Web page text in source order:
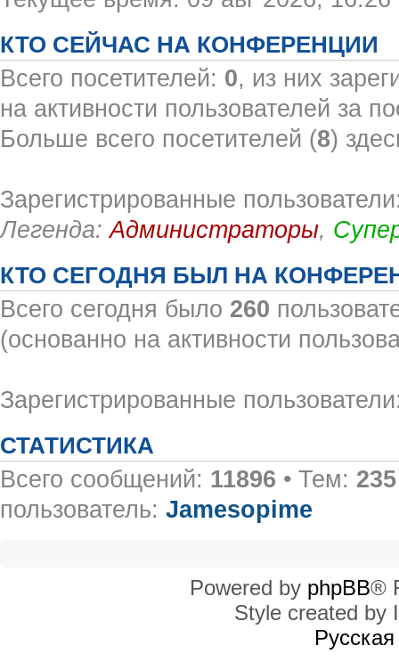
КТО СЕЙЧАС НА КОНФЕРЕНЦИИ
Всего посетителей: 0, из них
на активности пользователей за
Больше всего посетителей (8)
Зарегистрированные
Легенда:Администраторы,
КТО СЕГОДНЯ БЫЛ НА
Всего сегодня было 260
(основанно на активности
Зарегистрированные
СТАТИСТИКА
Всего сообщений: 11896 • Тем: 235
пользователь: Jamesopime
Powered by phpBB®
Style created by